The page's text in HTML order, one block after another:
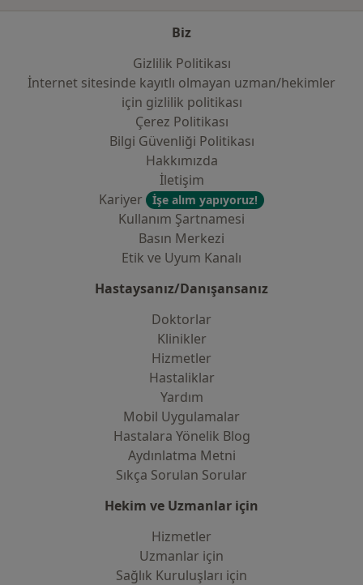
Biz
Gizlilik Politikası
İnternet sitesinde kayıtlı olmayan uzman/hekimler
i̇çin gizlilik politikası
Çerez Politikası
Bilgi Güvenliği Politikası
Hakkımızda
İletişim
Kariyer
İşe alım yapıyoruz!
Kullanım Şartnamesi
Basın Merkezi
Etik ve Uyum Kanalı
Hastaysanız/Danışansanız
Doktorlar
Klinikler
Hizmetler
Hastaliklar
Yardım
Mobil Uygulamalar
Hastalara Yönelik Blog
Aydınlatma Metni
Sıkça Sorulan Sorular
Hekim ve Uzmanlar için
Hizmetler
Uzmanlar için
Sağlık Kuruluşları için